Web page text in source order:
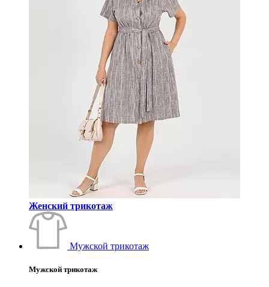
Женский трикотаж
Мужской трикотаж
Мужской трикотаж